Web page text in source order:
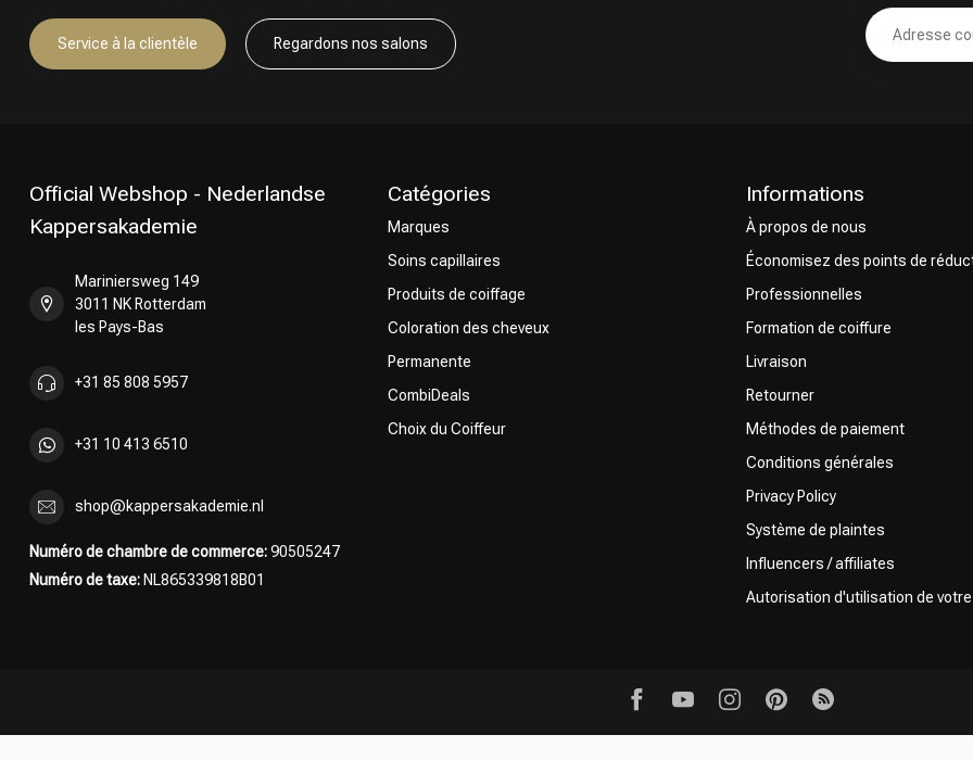
Service à la clientèle Regardons nos salons
Official Webshop - Nederlandse
Kappersakademie
Mariniersweg 149
3011 NK Rotterdam
les Pays-Bas
+31 85 808 5957
+31 10 413 6510
shop@kappersakademie.nl
Numéro de chambre de commerce:90505247
Numéro de taxe: NL865339818B01
Catégories
Marques
Soins capillaires
Produits de coiffage
Coloration des cheveux
Permanente
CombiDeals
Choix du Coiffeur
Informations
À propos de nous
Économisez des points de
Professionnelles
Formation de coiffure
Livraison
Retourner
Méthodes de paiement
Conditions générales
Privacy Policy
Système de plaintes
Influencers / affiliates
Autorisation d'utilisation de